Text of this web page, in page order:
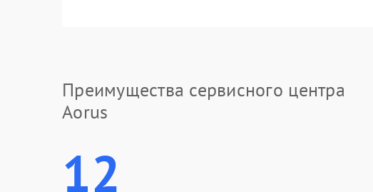
Преимущества сервисного центра
Aorus
12